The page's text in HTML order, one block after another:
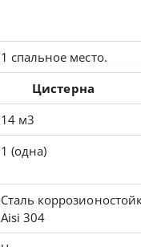
1 спальное место.
Цистерна
14 м3
1 (одна)
Сталь
Aisi 304